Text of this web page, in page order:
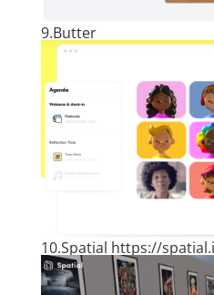
9.Butter
10.Spatial https://